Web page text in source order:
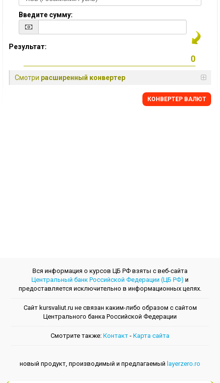
Введите сумму:
Результат:
Смотри расширенный конвертер
КОНВЕРТЕР ВАЛЮТ
Вся информация о курсов ЦБ РФ взяты с веб-сайта
Центральный банк Российской Федерации (ЦБ РФ) и
предоставляется исключительно в информационных целях.
Сайт kursvaliut.ru не связан каким-либо образом с сайтом
Центрального банкa Российской Федерации
Смотрите также: Контакт - Kарта сайта
новый продукт, производимый и предлагаемый layerzero.ro